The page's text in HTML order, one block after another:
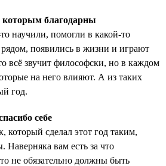
которым благодарны
научили, помогли в какой-то
появились в жизни и играют
всё звучит философски, но в каждом
на него влияют. А из таких
год.
себе
который сделал этот год таким,
вам есть за что
не обязательно должны быть